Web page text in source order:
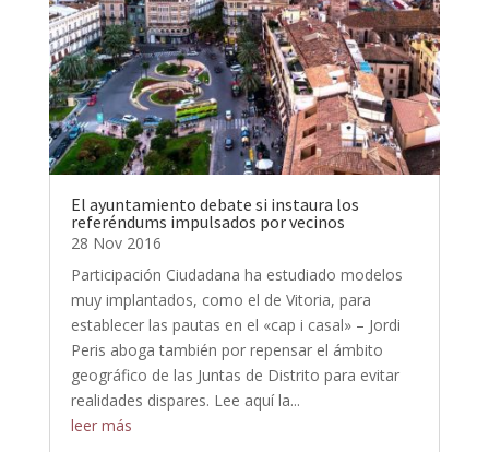
El ayuntamiento debate si instaura los
referéndums impulsados por vecinos
28 Nov 2016
Participación Ciudadana ha estudiado modelos
muy implantados, como el de Vitoria, para
establecer las pautas en el «cap i casal» – Jordi
Peris aboga también por repensar el ámbito
geográfico de las Juntas de Distrito para evitar
realidades dispares. Lee aquí la...
leer más